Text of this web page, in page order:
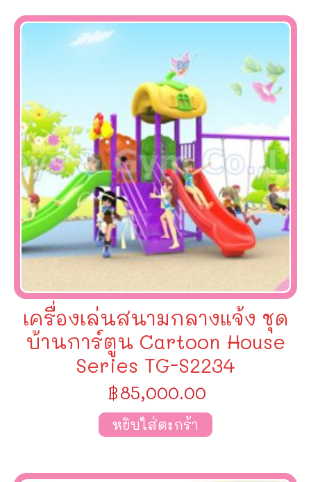
เครื่องเล่นสนามกลางแจ้ง ชุด
บ้านการ์ตูน Cartoon House
Series TG-S2234
฿85,000.00
หยิบใส่ตะกร้า